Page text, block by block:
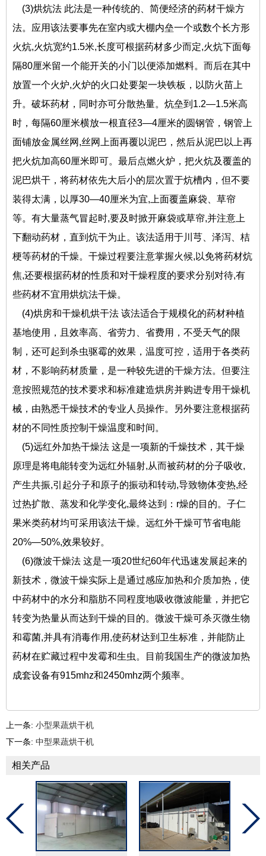
(3)烘炕法 此法是一种传统的、简便经济的药材干燥方
法。应用该法要事先在室内或大棚内垒一个或数个长方形
火炕,火炕宽约1.5米,长度可根据药材多少而定,火炕下面每
隔80厘米留一个能开关的小门以便添加燃料。而后在其中
放置一个火炉,火炉的火口处要架一块铁板，以防火苗上
升。破坏药材，同时亦可分散热量。炕垒到1.2—1.5米高
时，每隔60厘米横放一根直径3—4厘米的圆钢管，钢管上
面铺放金属丝网,丝网上面再覆以泥巴，然后从泥巴以上再
把火炕加高60厘米即可。最后点燃火炉，把火炕及覆盖的
泥巴烘干，将药材依先大后小的层次置于炕槽内，但不要
装得太满，以厚30—40厘米为宜,上面覆盖麻袋、草帘
等。有大量蒸气冒起时,要及时掀开麻袋或草帘,并注意上
下翻动药材，直到炕干为止。该法适用于川芎、泽泻、桔
梗等药材的千燥。干燥过程要注意掌握火候,以免将药材炕
焦,还要根据药材的性质和对干燥程度的要求分别对待,有
些药材不宜用烘炕法干燥。
(4)烘房和干燥机烘干法 该法适合于规模化的药材种植
基地使用，且效率高、省劳力、省费用，不受天气的限
制，还可起到杀虫驱霉的效果，温度可控，适用于各类药
材，不影响药材质量，是一种较先进的干燥方法。但要注
意按照规范的技术要求和标准建造烘房并购进专用干燥机
械，由熟悉干燥技术的专业人员操作。另外要注意根据药
材的不同性质控制干燥温度和时间。
(5)远红外加热干燥法 这是一项新的千燥技术，其干燥
原理是将电能转变为远红外辐射,从而被药材的分子吸收,
产生共振,引起分子和原子的振动和转动,导致物体变热,经
过热扩散、蒸发和化学变化,最终达到：r燥的目的。子仁
果米类药材均可采用该法干燥。远红外干燥可节省电能
20%—50%,效果较好。
(6)微波干燥法 这是一项20世纪60年代迅速发展起来的
新技术，微波干燥实际上是通过感应加热和介质加热，使
中药材中的水分和脂肪不同程度地吸收微波能量，并把它
转变为热量从而达到干燥的目的。微波干燥可杀灭微生物
和霉菌,并具有消毒作用,使药材达到卫生标准，并能防止
药材在贮藏过程中发霉和生虫。目前我国生产的微波加热
成套设备有915mhz和2450mhz两个频率。
上一条: 小型果蔬烘干机
下一条: 中型果蔬烘干机
相关产品